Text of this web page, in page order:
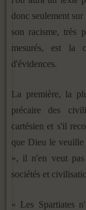
donc seulement
son racisme, très
mesurés, est la
d'évidences.
La première, la
précaire des
cartésien et s'il
que Dieu le veuille
», il n'en veut pas
sociétés et
« Les Spartiates